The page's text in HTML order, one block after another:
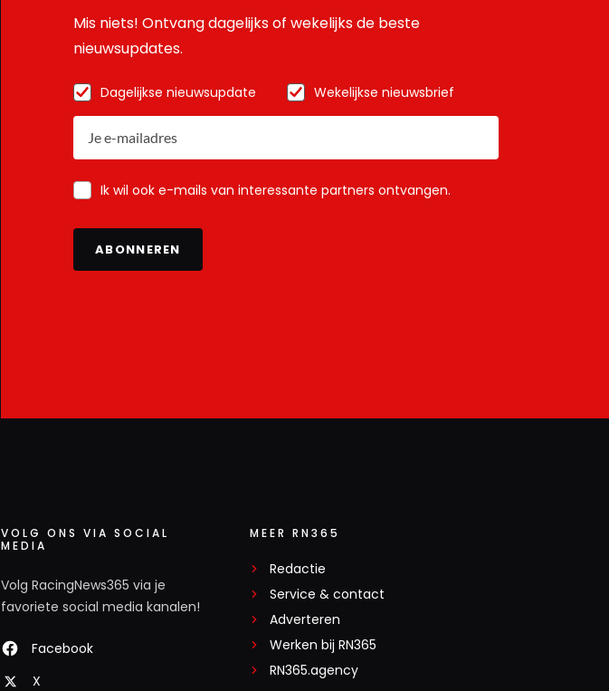
Mis niets! Ontvang dagelijks of wekelijks de beste
nieuwsupdates.
Dagelijkse nieuwsupdate Wekelijkse nieuwsbrief
Ik wil ook e-mails van interessante partners ontvangen.
ABONNEREN
VOLG ONS VIA SOCIAL
MEDIA
Volg RacingNews365 via je
favoriete social media kanalen!
Facebook
X
MEER RN365
Redactie
Service & contact
Adverteren
Werken bij RN365
RN365.agency